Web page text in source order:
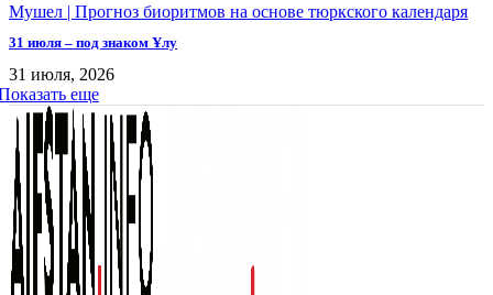
Мушел | Прогноз биоритмов на основе тюркского календаря
31 июля – под знаком Ұлу
31 июля, 2026
еще